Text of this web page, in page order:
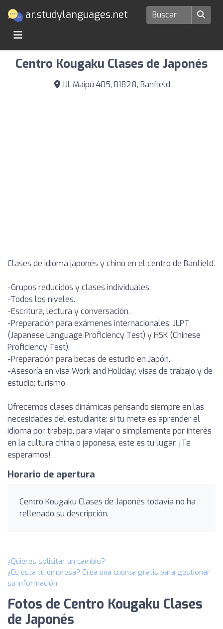
ar.studylanguages.net
Centro Kougaku Clases de Japonés
IJI, Maipú 405, B1828, Banfield
Clases de idioma japonés y chino en el centro de Banfield.
-Grupos reducidos y clases individuales.
-Todos los niveles.
-Escritura, lectura y conversación.
-Preparación para exámenes internacionales: JLPT
(Japanese Language Proficiency Test) y HSK (Chinese
Proficiency Test).
-Preparación para becas de estudio en Japón.
-Asesoría en visa Work and Holiday; visas de trabajo y de
estudio; turismo.
Ofrecemos clases dinámicas pensando siempre en las
necesidades del estudiante: si tu meta es aprender el
idioma por trabajo, para viajar o simplemente por interés
en la cultura china o japonesa, este es tu lugar. ¡Te
esperamos!
Horario de apertura
Centro Kougaku Clases de Japonés todavía no ha
rellenado su descripción.
¿Quieres solicitar un cambio?
¿Es esta tu empresa? Crea una cuenta gratis para gestionar
su información
Fotos de Centro Kougaku Clases
de Japonés